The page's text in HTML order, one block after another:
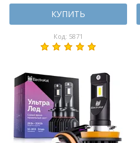
КУПИТЬ
Код: 5871